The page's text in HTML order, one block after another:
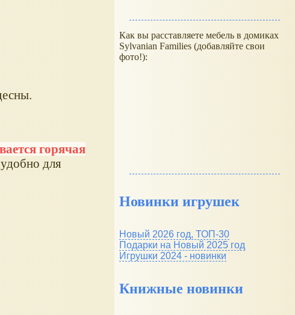
горячая
для
Как вы расставляете мебель в домиках
Sylvanian Families (добавляйте свои
фото!):
Новинки игрушек
Новый 2026 год, ТОП-30
Подарки на Новый 2025 год
Игрушки 2024 - новинки
Книжные новинки